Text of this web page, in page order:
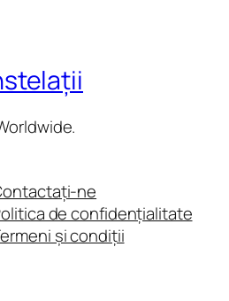
ne
de confidențialitate
și condiții